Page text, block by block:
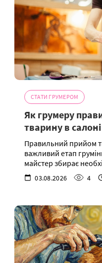
СТАТИ ГРУМЕРОМ
Як грумеру
тварину в салоні
Правильний прийом
важливий етап
майстер збирає
03.08.2026 4